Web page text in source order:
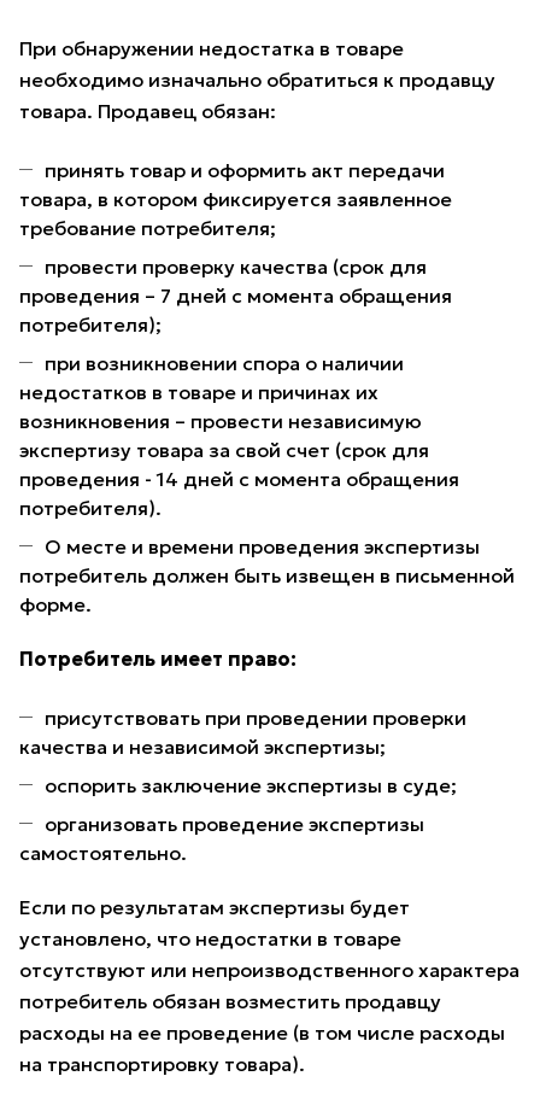
При обнаружении недостатка в товаре
необходимо изначально обратиться к продавцу
товара. Продавец обязан:
принять товар и оформить акт передачи
товара, в котором фиксируется заявленное
требование потребителя;
провести проверку качества (срок для
проведения – 7 дней с момента обращения
потребителя);
при возникновении спора о наличии
недостатков в товаре и причинах их
возникновения – провести независимую
экспертизу товара за свой счет (срок для
проведения - 14 дней с момента обращения
потребителя).
О месте и времени проведения экспертизы
потребитель должен быть извещен в письменной
форме.
Потребитель имеет право:
присутствовать при проведении проверки
качества и независимой экспертизы;
оспорить заключение экспертизы в суде;
организовать проведение экспертизы
самостоятельно.
Если по результатам экспертизы будет
установлено, что недостатки в товаре
отсутствуют или непроизводственного характера
потребитель обязан возместить продавцу
расходы на ее проведение (в том числе расходы
на транспортировку товара).